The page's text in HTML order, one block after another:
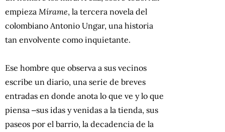
empieza Mírame, la tercera novela del
colombiano Antonio Ungar, una historia
tan envolvente como inquietante.
Ese hombre que observa a sus vecinos
escribe un diario, una serie de breves
entradas en donde anota lo que ve y lo que
piensa ‒sus idas y venidas a la tienda, sus
paseos por el barrio, la decadencia de la